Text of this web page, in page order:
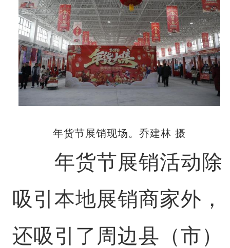
年货节展销现场。乔建林 摄
年货节展销活动除
吸引本地展销商家外，
还吸引了周边县（市）